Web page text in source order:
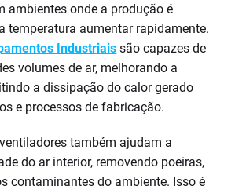
ambientes onde a produção é
temperatura aumentar rapidamente.
Industriais são capazes de
volumes de ar, melhorando a
a dissipação do calor gerado
e processos de fabricação.
também ajudam a
do ar interior, removendo poeiras,
contaminantes do ambiente. Isso é